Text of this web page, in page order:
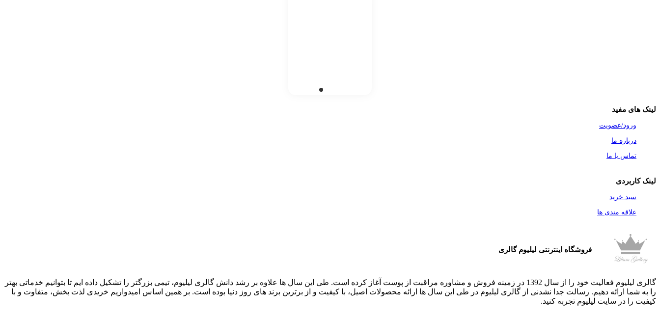
لینک های مفید
ورود/عضویت
درباره ما
تماس با ما
لینک کاربردی
سبد خرید
علاقه مندی ها
فروشگاه اینترنتی لیلیوم گالری
گالری لیلیوم فعالیت خود را از سال 1392
در زمینه فروش و مشاوره مراقبت از پوست آغاز کرده است. طی این سال ها علاوه بر رشد دانش گالری لیلیوم، تیمی بزرگتر را تشکیل داده ایم تا بتوانیم خدماتی بهتر
را به شما ارائه دهیم. رسالت جدا نشدنی از گالری لیلیوم در طی این سال ها ارائه محصولات اصیل، با کیفیت و از برترین برند های روز دنیا بوده است. بر همین اساس امیدواریم خریدی لذت بخش، متفاوت و با
کیفیت را در سایت لیلیوم تجربه کنید.